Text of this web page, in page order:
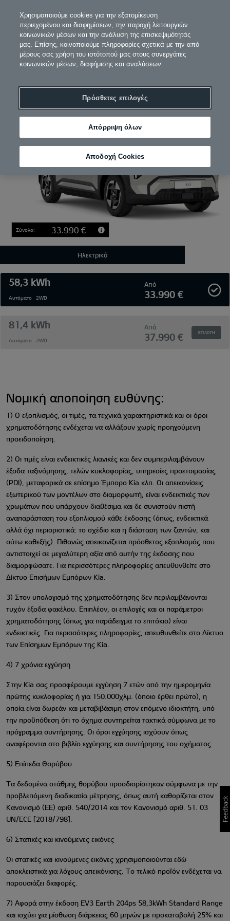
1 2. Κινητήρας 3 4
Σύνολο: 33.990 €
Ηλεκτρικό
58,3 kWh
Αυτόματο 2WD
Από
33.990 €
81,4 kWh
Αυτόματο 2WD
Από
37.990 € ΕΠΙΛΟΓΉ
Νομική αποποίηση ευθύνης:
1) Ο εξοπλισμός, οι τιμές, τα τεχνικά χαρακτηριστικά και οι όροι
χρηματοδότησης ενδέχεται να αλλάξουν χωρίς προηγούμενη
προειδοποίηση.
2) Οι τιμές είναι ενδεικτικές λιανικές και δεν συμπεριλαμβάνουν
έξοδα ταξινόμησης, τελών κυκλοφορίας, υπηρεσίες προετοιμασίας
(PDI), μεταφορικά σε επίσημο Έμπορο Kia κλπ. Οι απεικονίσεις
εξωτερικού των μοντέλων στο διαμορφωτή, είναι ενδεικτικές των
χρωμάτων που υπάρχουν διαθέσιμα και δε συνιστούν πιστή
αναπαράσταση του εξοπλισμού κάθε έκδοσης (όπως, ενδεικτικά
αλλά όχι περιοριστικά: το σχέδιο και η διάσταση των ζαντών, και
ούτω καθεξής). Πιθανώς απεικονίζεται πρόσθετος εξοπλισμός που
αντιστοιχεί σε μεγαλύτερη αξία από αυτήν της έκδοσης που
διαμορφώσατε. Για περισσότερες πληροφορίες απευθυνθείτε στο
Δίκτυο Επισήμων Εμπόρων Kia.
3) Στον υπολογισμό της χρηματοδότησης δεν περιλαμβάνονται
τυχόν έξοδα φακέλου. Επιπλέον, οι επιλογές και οι παράμετροι
χρηματοδότησης (όπως για παράδειγμα το επιτόκιο) είναι
ενδεικτικές. Για περισσότερες πληροφορίες, απευθυνθείτε στο Δίκτυο
των Επίσημων Εμπόρων της Kia.
4) 7 χρόνια εγγύηση
Στην Kia σας προσφέρουμε εγγύηση 7 ετών από την ημερομηνία
πρώτης κυκλοφορίας ή για 150.000χλμ. (όποιο έρθει πρώτο), η
οποία είναι δωρεάν και μεταβιβάσιμη στον επόμενο ιδιοκτήτη, υπό
την προϋπόθεση ότι το όχημα συντηρείται τακτικά σύμφωνα με το
πρόγραμμα συντήρησης. Οι όροι εγγύησης ισχύουν όπως
αναφέρονται στο βιβλίο εγγύησης και συντήρησης του οχήματος.
5) Επίπεδα Θορύβου
Τα δεδομένα στάθμης θορύβου προσδιορίστηκαν σύμφωνα με την
προβλεπόμενη διαδικασία μέτρησης, όπως αυτή καθορίζεται στον
Κανονισμό (ΕΕ) αριθ. 540/2014 και τον Κανονισμό αριθ. 51. 03
UN/ECE [2018/798].
6) Στατικές και κινούμενες εικόνες
Οι στατικές και κινούμενες εικόνες χρησιμοποιούνται εδώ
αποκλειστικά για λόγους απεικόνισης. Το τελικό προϊόν ενδέχεται να
παρουσιάζει διαφορές.
7) Aφορά στην έκδοση EV3 Earth 204ps 58,3kWh Standard Range
και ισχύει για μίσθωση διάρκειας 60 μηνών με προκαταβολή 25% και
Χρησιμοποιούμε cookies για την εξατομίκευση
περιεχομένου και διαφημίσεων, την παροχή λειτουργιών
κοινωνικών μέσων και την ανάλυση της επισκεψιμότητάς
μας. Επίσης, κοινοποιούμε πληροφορίες σχετικά με την από
μέρους σας χρήση του ιστότοπού μας στους συνεργάτες
κοινωνικών μέσων, διαφήμισης και αναλύσεων.
Πρόσθετες επιλογές
Απόρριψη όλων
Αποδοχή Cookies